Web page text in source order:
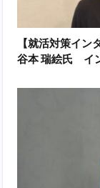
【就活対策イ
谷本 瑞絵氏 イ